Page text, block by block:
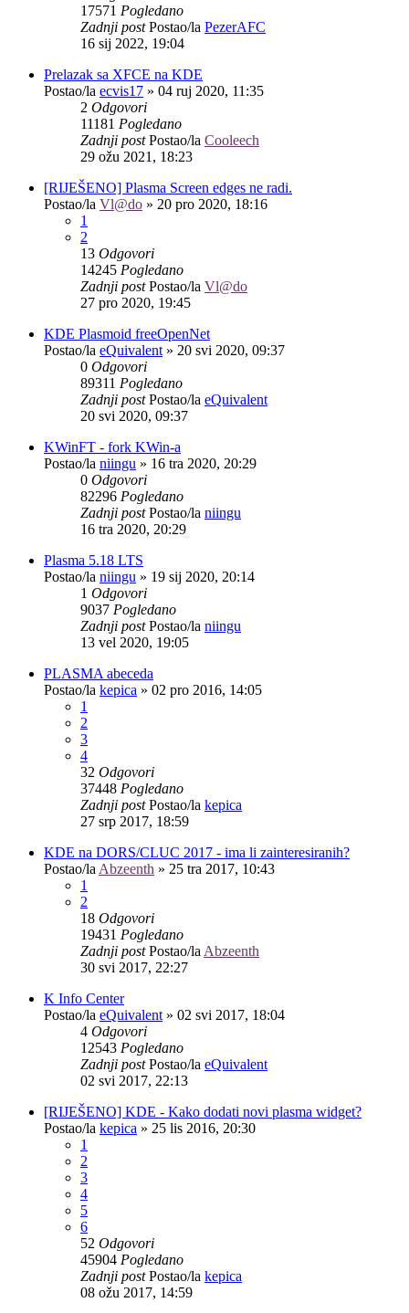
17571 Pogledano
Zadnji postPostao/la PezerAFC
16 sij 2022, 19:04
Prelazak sa XFCE na KDE
Postao/la ecvis17 » 04 ruj 2020, 11:35
2 Odgovori
11181 Pogledano
Zadnji postPostao/la Cooleech
29 ožu 2021, 18:23
[RIJEŠENO] Plasma Screen edges ne radi.
Postao/la Vl@do » 20 pro 2020, 18:16
1
2
13 Odgovori
14245 Pogledano
Zadnji postPostao/la Vl@do
27 pro 2020, 19:45
KDE Plasmoid freeOpenNet
Postao/la eQuivalent » 20 svi 2020, 09:37
0 Odgovori
89311 Pogledano
Zadnji postPostao/la eQuivalent
20 svi 2020, 09:37
KWinFT - fork KWin-a
Postao/la niingu » 16 tra 2020, 20:29
0 Odgovori
82296 Pogledano
Zadnji postPostao/la niingu
16 tra 2020, 20:29
Plasma 5.18 LTS
Postao/la niingu » 19 sij 2020, 20:14
1 Odgovori
9037 Pogledano
Zadnji postPostao/la niingu
13 vel 2020, 19:05
PLASMA abeceda
Postao/la kepica » 02 pro 2016, 14:05
1
2
3
4
32 Odgovori
37448 Pogledano
Zadnji postPostao/la kepica
27 srp 2017, 18:59
KDE na DORS/CLUC 2017 - ima li zainteresiranih?
Postao/la Abzeenth » 25 tra 2017, 10:43
1
2
18 Odgovori
19431 Pogledano
Zadnji postPostao/la Abzeenth
30 svi 2017, 22:27
K Info Center
Postao/la eQuivalent » 02 svi 2017, 18:04
4 Odgovori
12543 Pogledano
Zadnji postPostao/la eQuivalent
02 svi 2017, 22:13
[RIJEŠENO] KDE - Kako dodati novi plasma widget?
Postao/la kepica » 25 lis 2016, 20:30
1
2
3
4
5
6
52 Odgovori
45904 Pogledano
Zadnji postPostao/la kepica
08 ožu 2017, 14:59